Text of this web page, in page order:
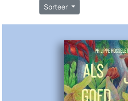
Sorteer